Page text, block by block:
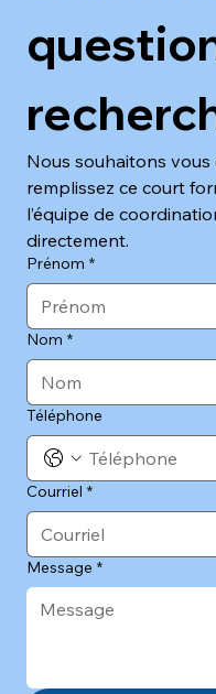
Nous souhaitons vous
remplissez ce court
l’équipe de
directement.
Prénom *
Nom *
Téléphone
Courriel *
Message *